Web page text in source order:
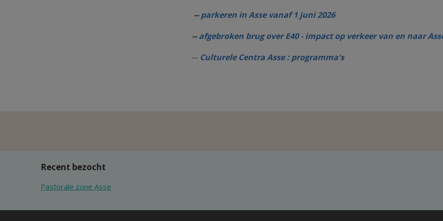
--parkeren in Asse vanaf 1 juni 2026
--afgebroken brug over E40 - impact op verkeer van en naar
-- Culturele Centra Asse : programma's
Recent bezocht
Pastorale zone Asse